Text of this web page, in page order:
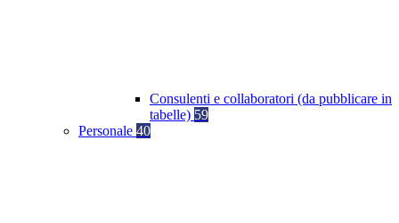
Consulenti e collaboratori (da pubblicare in
tabelle) 59
Personale 40